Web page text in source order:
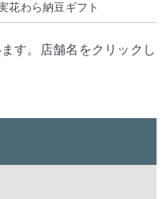
花わら納豆ギフト
す。店舗名をクリックし